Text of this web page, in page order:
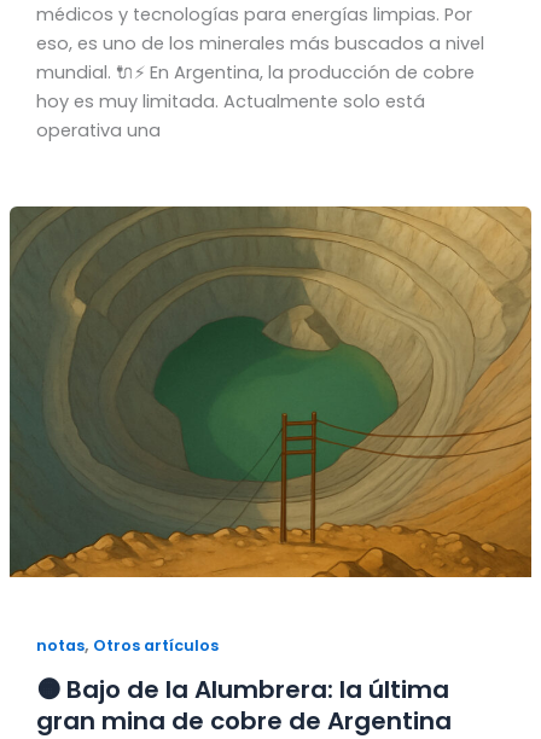
médicos y tecnologías para energías limpias. Por
eso, es uno de los minerales más buscados a nivel
mundial. 🔌⚡ En Argentina, la producción de cobre
hoy es muy limitada. Actualmente solo está
operativa una
notas, Otros artículos
🟠 Bajo de la Alumbrera: la última
gran mina de cobre de Argentina